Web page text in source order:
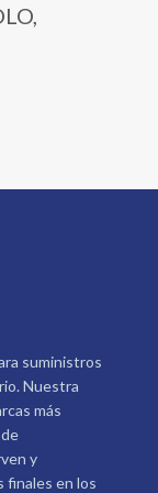
suministros
Nuestra
más
y
finales en los